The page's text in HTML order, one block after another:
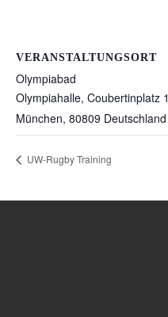
VERANSTALTUNGSORT
Olympiabad
Olympiahalle, Coubertinplatz 1
München, 80809 Deutschland
UW-Rugby Training